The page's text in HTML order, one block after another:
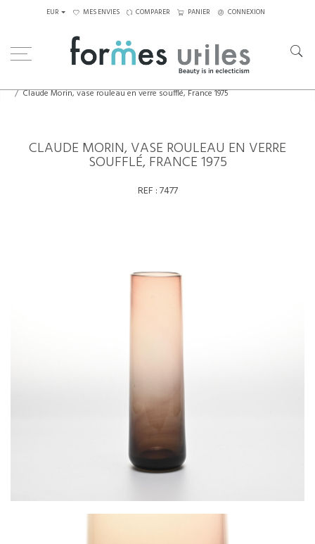
EUR MES ENVIES COMPARER PANIER CONNEXION
Claude Morin, vase rouleau en verre soufflé, France 1975
CLAUDE MORIN, VASE ROULEAU EN VERRE
SOUFFLÉ, FRANCE 1975
REF :7477